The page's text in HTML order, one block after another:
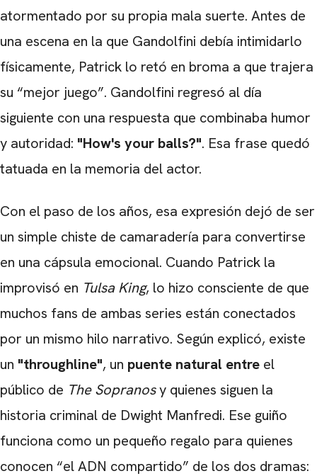
atormentado por su propia mala suerte. Antes de
una escena en la que Gandolfini debía intimidarlo
físicamente, Patrick lo retó en broma a que trajera
su “mejor juego”. Gandolfini regresó al día
siguiente con una respuesta que combinaba humor
y autoridad: "How's your balls?". Esa frase quedó
tatuada en la memoria del actor.
Con el paso de los años, esa expresión dejó de ser
un simple chiste de camaradería para convertirse
en una cápsula emocional. Cuando Patrick la
improvisó en Tulsa King, lo hizo consciente de que
muchos fans de ambas series están conectados
por un mismo hilo narrativo. Según explicó, existe
un "throughline", un puente natural entre el
público de The Sopranosy quienes siguen la
historia criminal de Dwight Manfredi. Ese guiño
funciona como un pequeño regalo para quienes
conocen “el ADN compartido” de los dos dramas: